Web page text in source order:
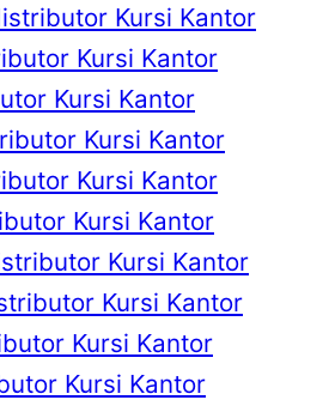
Kursi Kantor
Kursi Kantor
Kursi Kantor
Kursi Kantor
Kursi Kantor
Kursi Kantor
Kursi Kantor
Kursi Kantor
Kursi Kantor
Kursi Kantor